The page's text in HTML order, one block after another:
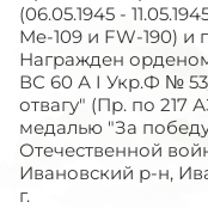
(06.05.1945 -
Me-109 и FW-190)
Награжден
ВС 60 А I Укр.Ф №
отвагу" (Пр. по 217
медалью "За
Отечественной
Ивановский р-н,
г.